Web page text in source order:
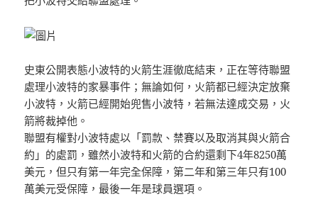
史東公開表態小波特的火箭生涯徹底結束，正在等待聯盟
處理小波特的家暴事件；無論如何，火箭都已經決定放棄
小波特，火箭已經開始兜售小波特，若無法達成交易，火
箭將裁掉他。
聯盟有權對小波特處以「罰款、禁賽以及取消其與火箭合
約」的處罰，雖然小波特和火箭的合約還剩下4年8250萬
美元，但只有第一年完全保障，第二年和第三年只有100
萬美元受保障，最後一年是球員選項。